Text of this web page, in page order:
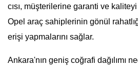
cısı, müşterilerine garanti ve
Opel araç sahiplerinin gönül
erişi yapmalarını sağlar.
Ankara'nın geniş coğrafi dağılımı